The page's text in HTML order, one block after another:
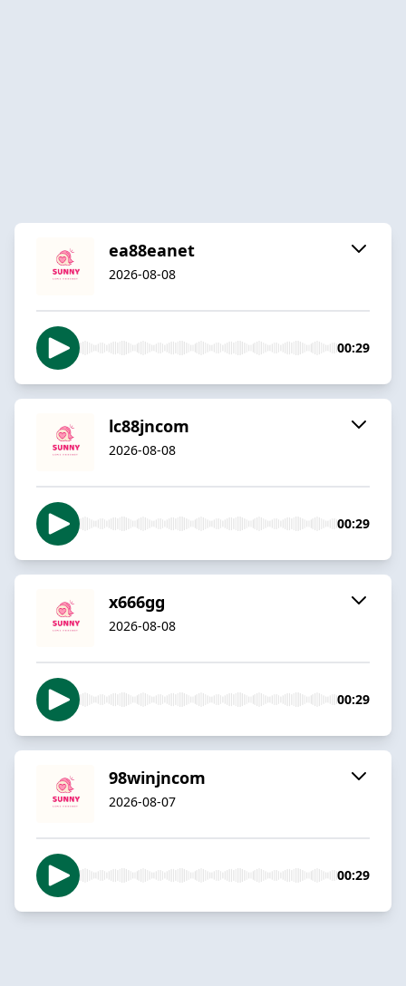
ea88eanet
2026-08-08
00:29
lc88jncom
2026-08-08
00:29
x666gg
2026-08-08
00:29
98winjncom
2026-08-07
00:29